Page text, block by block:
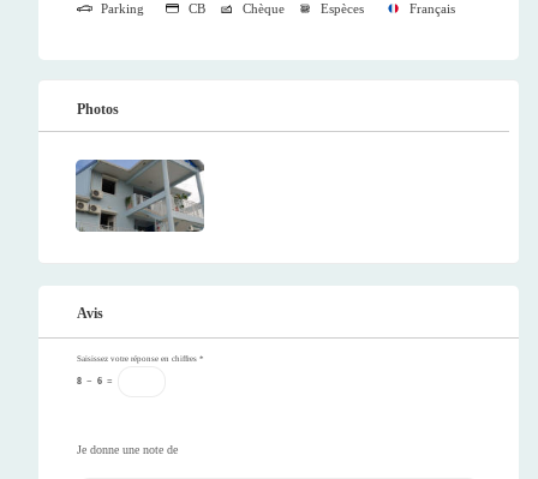
Parking CB Chèque Espèces Français
Photos
Avis
Saisissez votre réponse en chiffres *
8 − 6 =